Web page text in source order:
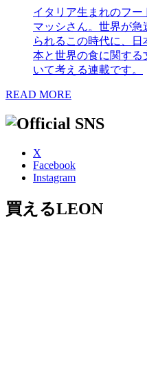
イタリア生まれのフー
マッシさん。世界が
られるこの時代に、日
本と世界の食に関する
いて考える連載です。
READ MORE
X
Facebook
Instagram
買えるLEON